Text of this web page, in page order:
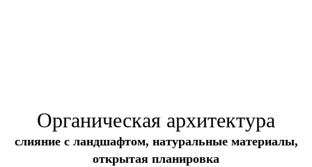
Органическая архитектура
слияние с ландшафтом, натуральные материалы,
открытая планировка